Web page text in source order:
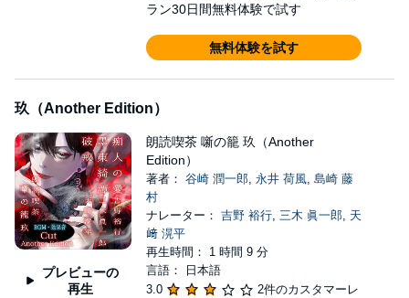
ラン30日間無料体験で試す
無料体験を試す
玖（Another Edition）
プレビューの
再生
朗読喫茶 噺の籠 玖（Another
Edition）
著者： 谷崎 潤一郎, 永井 荷風, 島崎 藤
村
ナレーター： 吉野 裕行, 三木 眞一郎, 天
﨑 滉平
再生時間： 1 時間 9 分
言語： 日本語
3.0
2件のカスタマーレ